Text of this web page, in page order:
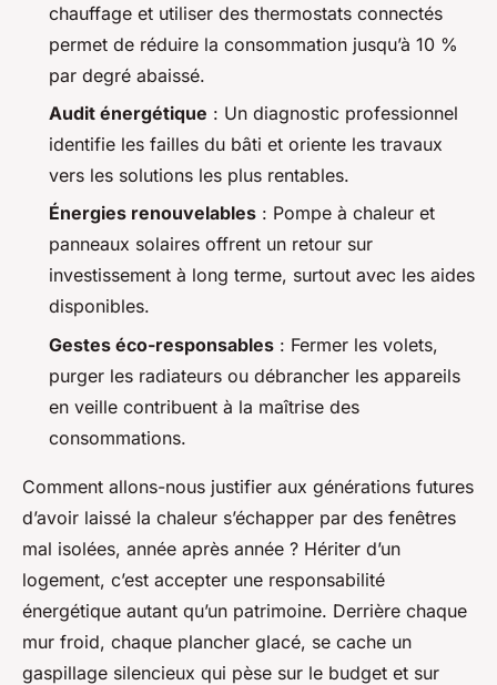
chauffage et utiliser des thermostats connectés
permet de réduire la consommation jusqu’à 10 %
par degré abaissé.
Audit énergétique : Un diagnostic professionnel
identifie les failles du bâti et oriente les travaux
vers les solutions les plus rentables.
Énergies renouvelables : Pompe à chaleur et
panneaux solaires offrent un retour sur
investissement à long terme, surtout avec les aides
disponibles.
Gestes éco-responsables : Fermer les volets,
purger les radiateurs ou débrancher les appareils
en veille contribuent à la maîtrise des
consommations.
Comment allons-nous justifier aux générations futures
d’avoir laissé la chaleur s’échapper par des fenêtres
mal isolées, année après année ? Hériter d’un
logement, c’est accepter une responsabilité
énergétique autant qu’un patrimoine. Derrière chaque
mur froid, chaque plancher glacé, se cache un
gaspillage silencieux qui pèse sur le budget et sur